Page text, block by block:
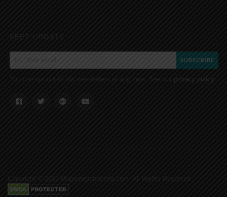
KEEP UPDATE
SUBSCRIBE
You can opt out of our newsletters at any time. See our privacy policy
Copyright © 2016 Magiamgiahosting.com. All Rights Reserved